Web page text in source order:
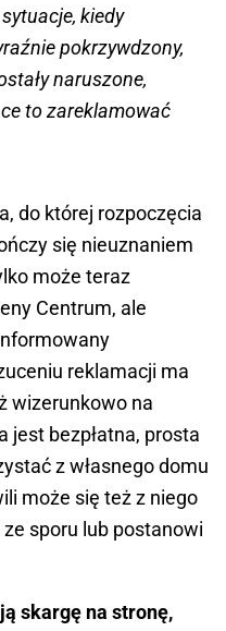
kiedy
pokrzywdzony,
naruszone,
to zareklamować
do której rozpoczęcia
się nieuznaniem
może teraz
Centrum, ale
reklamacji ma
wizerunkowo na
jest bezpłatna, prosta
z własnego domu
może się też z niego
sporu lub postanowi
skargę na stronę,